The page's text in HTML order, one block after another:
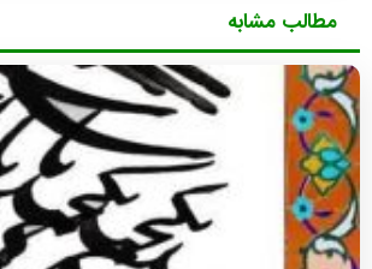
مطالب مشابه